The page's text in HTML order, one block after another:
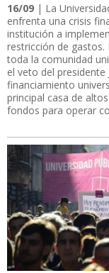
16/09 | La
enfrenta una crisis
institución a
restricción de gastos.
toda la comunidad
el veto del presidente
financiamiento
principal casa de
fondos para operar